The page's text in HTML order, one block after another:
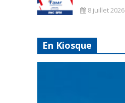
8 juillet 2026
En Kiosque